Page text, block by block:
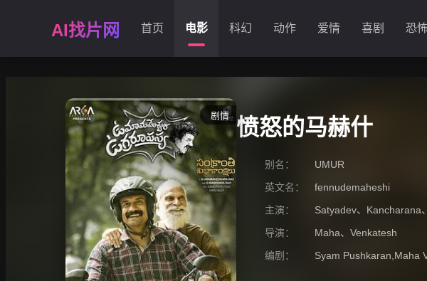
AI找片网 首页 电影 科幻 动作 爱情 喜剧 恐
剧情 愤怒的马赫什
别名：
UMUR
英文名：
fennudemaheshi
主演：
Satyadev、 Kancharana、
导演：
Maha、 Venkatesh
编剧：
Syam Pushkaran,Maha